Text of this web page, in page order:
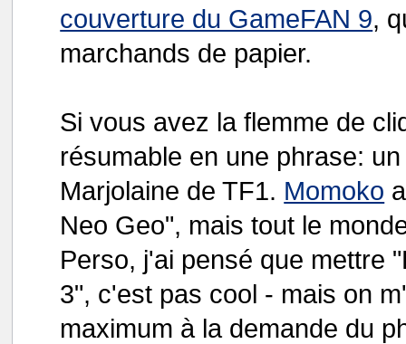
couverture du GameFAN 9,
marchands de papier.
Si vous avez la flemme de
résumable en une phrase:
Marjolaine de TF1. Momoko
Neo Geo", mais tout le
Perso, j'ai pensé que mettre
3", c'est pas cool - mais on
maximum à la demande du